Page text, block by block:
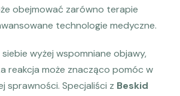
obejmować zarówno terapie
technologie medyczne.
siebie wyżej wspomniane objawy,
reakcja może znacząco pomóc w
sprawności. Specjaliści z Beskid